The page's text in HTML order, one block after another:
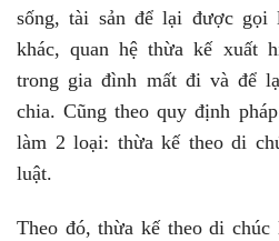
sống, tài sản để lại được gọi
khác, quan hệ thừa kế xuất
trong gia đình mất đi và để
chia. Cũng theo quy định
làm 2 loại: thừa kế theo di
luật.
Theo đó, thừa kế theo di